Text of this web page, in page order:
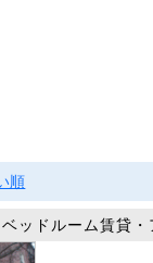
順
ッドルーム賃貸